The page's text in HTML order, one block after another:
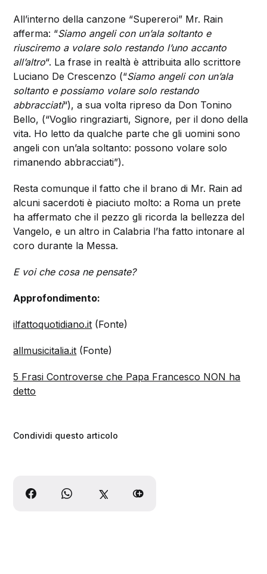
All’interno della canzone “Supereroi” Mr. Rain
afferma: “Siamo angeli con un’ala soltanto e
riusciremo a volare solo restando l’uno accanto
all’altro“. La frase in realtà è attribuita allo scrittore
Luciano De Crescenzo (“Siamo angeli con un’ala
soltanto e possiamo volare solo restando
abbracciati“), a sua volta ripreso da Don Tonino
Bello, (“Voglio ringraziarti, Signore, per il dono della
vita. Ho letto da qualche parte che gli uomini sono
angeli con un’ala soltanto: possono volare solo
rimanendo abbracciati”).
Resta comunque il fatto che il brano di Mr. Rain ad
alcuni sacerdoti è piaciuto molto: a Roma un prete
ha affermato che il pezzo gli ricorda la bellezza del
Vangelo, e un altro in Calabria l’ha fatto intonare al
coro durante la Messa.
E voi che cosa ne pensate?
Approfondimento:
ilfattoquotidiano.it (Fonte)
allmusicitalia.it (Fonte)
5 Frasi Controverse che Papa Francesco NON ha
detto
Condividi questo articolo